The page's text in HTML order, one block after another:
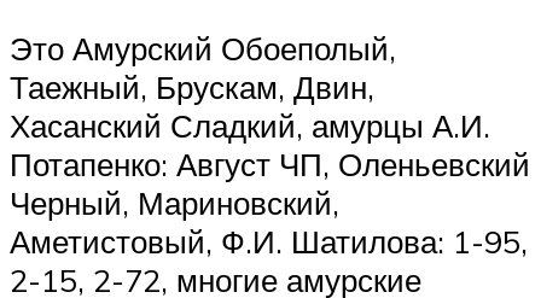
Это Амурский Обоеполый,
Таежный, Брускам, Двин,
Хасанский Сладкий, амурцы А.И.
Потапенко: Август ЧП, Оленьевский
Черный, Мариновский,
Аметистовый, Ф.И. Шатилова: 1-95,
2-15, 2-72, многие амурские